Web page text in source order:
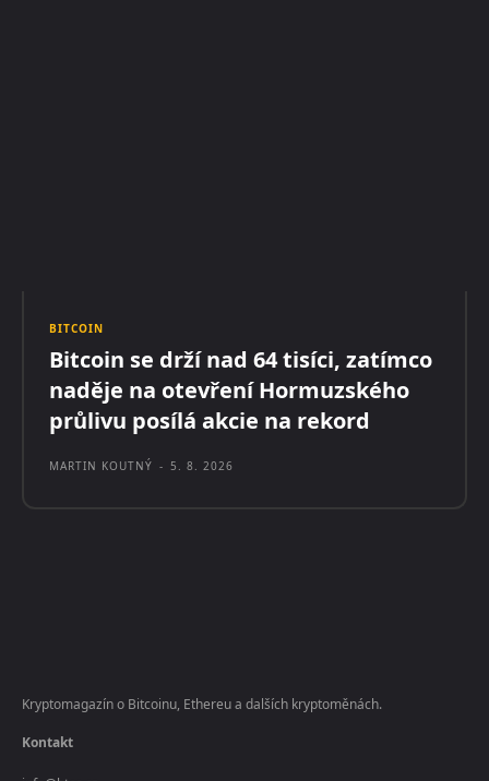
BITCOIN
Bitcoin se drží nad 64 tisíci, zatímco
naděje na otevření Hormuzského
průlivu posílá akcie na rekord
MARTIN KOUTNÝ - 5. 8. 2026
Kryptomagazín o Bitcoinu, Ethereu a dalších kryptoměnách.
Kontakt